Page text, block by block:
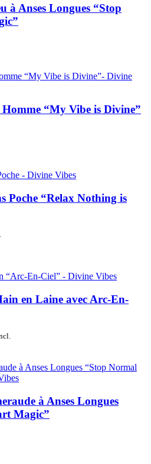
à Anses Longues “Stop
“My Vibe is Divine”
Poche “Relax Nothing is
en Laine avec Arc-En-
à Anses Longues
Magic”